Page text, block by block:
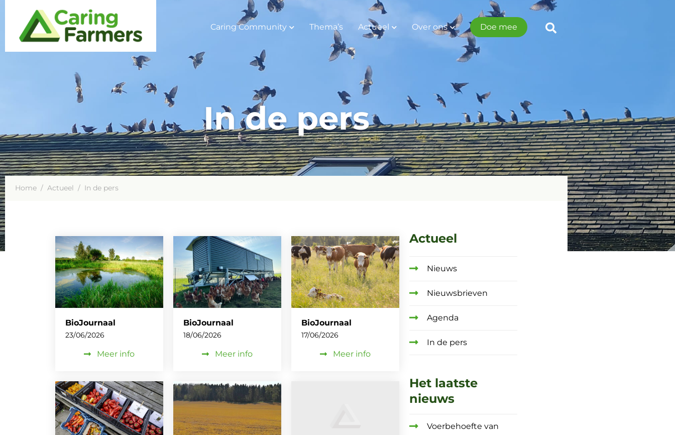
Caring Community Thema’s Actueel Over ons Doe mee
In de pers
Home / Actueel / In de pers
BioJournaal
23/06/2026
Meer info
BioJournaal
18/06/2026
Meer info
BioJournaal
17/06/2026
Meer info
Actueel
Nieuws
Nieuwsbrieven
Agenda
In de pers
Het laatste
nieuws
Voerbehoefte van